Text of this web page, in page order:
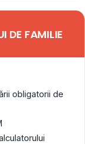
DE FAMILIE
obligatorii de